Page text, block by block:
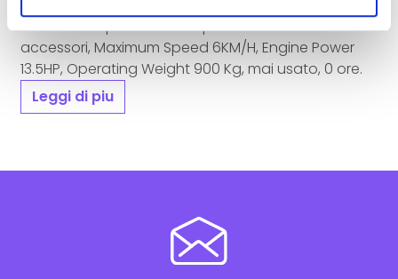
dotato di impianti ausiliari per martello ed
accessori, Maximum Speed 6KM/H, Engine Power
13.5HP, Operating Weight 900 Kg, mai usato, 0 ore.
Leggi di piu